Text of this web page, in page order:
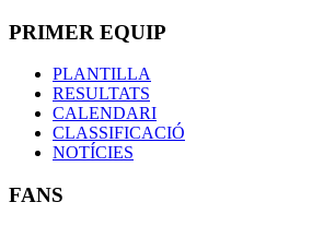
PRIMER EQUIP
PLANTILLA
RESULTATS
CALENDARI
CLASSIFICACIÓ
NOTÍCIES
FANS